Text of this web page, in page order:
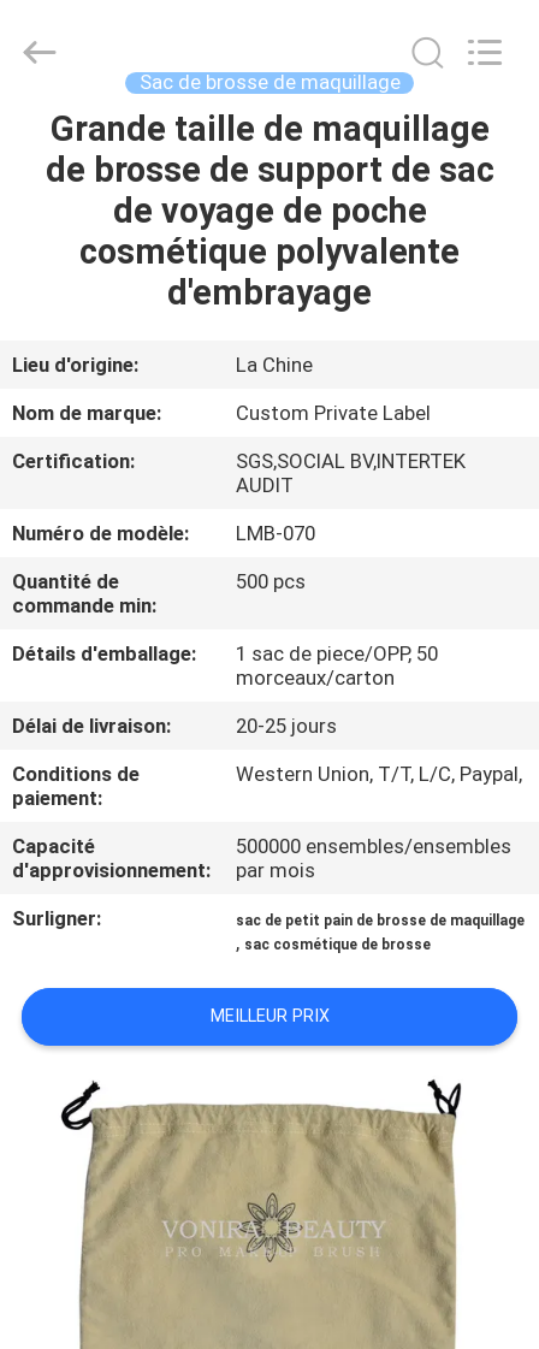
MAISON
PRODUITS
DE
NOUS
VISITE
D'USINE
CONTRÔLE
DE
PLAN
DU
SITE
PRIVACY
Chanmy
Cosmetics
Reserved.
Sac de brosse de maquillage
Grande taille de maquillage
de brosse de support de sac
de voyage de poche
cosmétique polyvalente
d'embrayage
Lieu d'origine:
La Chine
Nom de marque:
Custom Private Label
Certification:
SGS,SOCIAL BV,INTERTEK
AUDIT
Numéro de modèle:
LMB-070
Quantité de
commande min:
500 pcs
Détails d'emballage:
1 sac de piece/OPP, 50
morceaux/carton
Délai de livraison:
20-25 jours
Conditions de
paiement:
Western Union, T/T, L/C, Paypal,
Capacité
d'approvisionnement:
500000 ensembles/ensembles
par mois
Surligner:
sac de petit pain de brosse de maquillage
, sac cosmétique de brosse
MEILLEUR PRIX